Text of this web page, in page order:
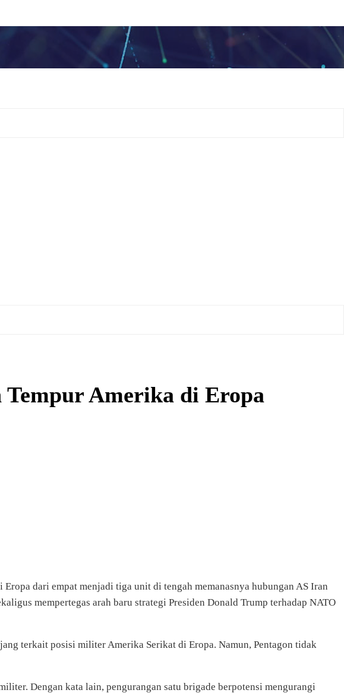
Tempur Amerika di Eropa
dari empat menjadi tiga unit di tengah memanasnya hubungan AS Iran
mempertegas arah baru strategi Presiden Donald Trump terhadap NATO
terkait posisi militer Amerika Serikat di Eropa. Namun, Pentagon tidak
Dengan kata lain, pengurangan satu brigade berpotensi mengurangi